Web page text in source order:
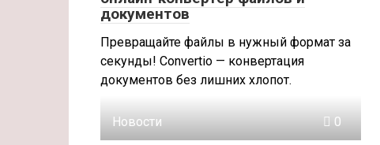
документов
Превращайте файлы в нужный формат за
секунды! Convertio — конвертация
документов без лишних хлопот.
Новости 0